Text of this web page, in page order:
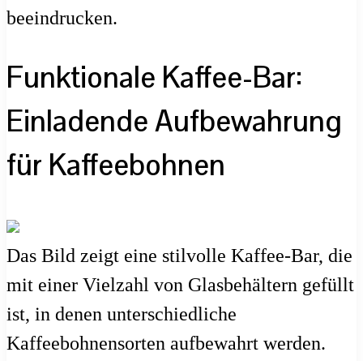
beeindrucken.
Funktionale Kaffee-Bar:
Einladende Aufbewahrung
für Kaffeebohnen
Das Bild zeigt eine stilvolle Kaffee-Bar, die
mit einer Vielzahl von Glasbehältern gefüllt
ist, in denen unterschiedliche
Kaffeebohnensorten aufbewahrt werden.